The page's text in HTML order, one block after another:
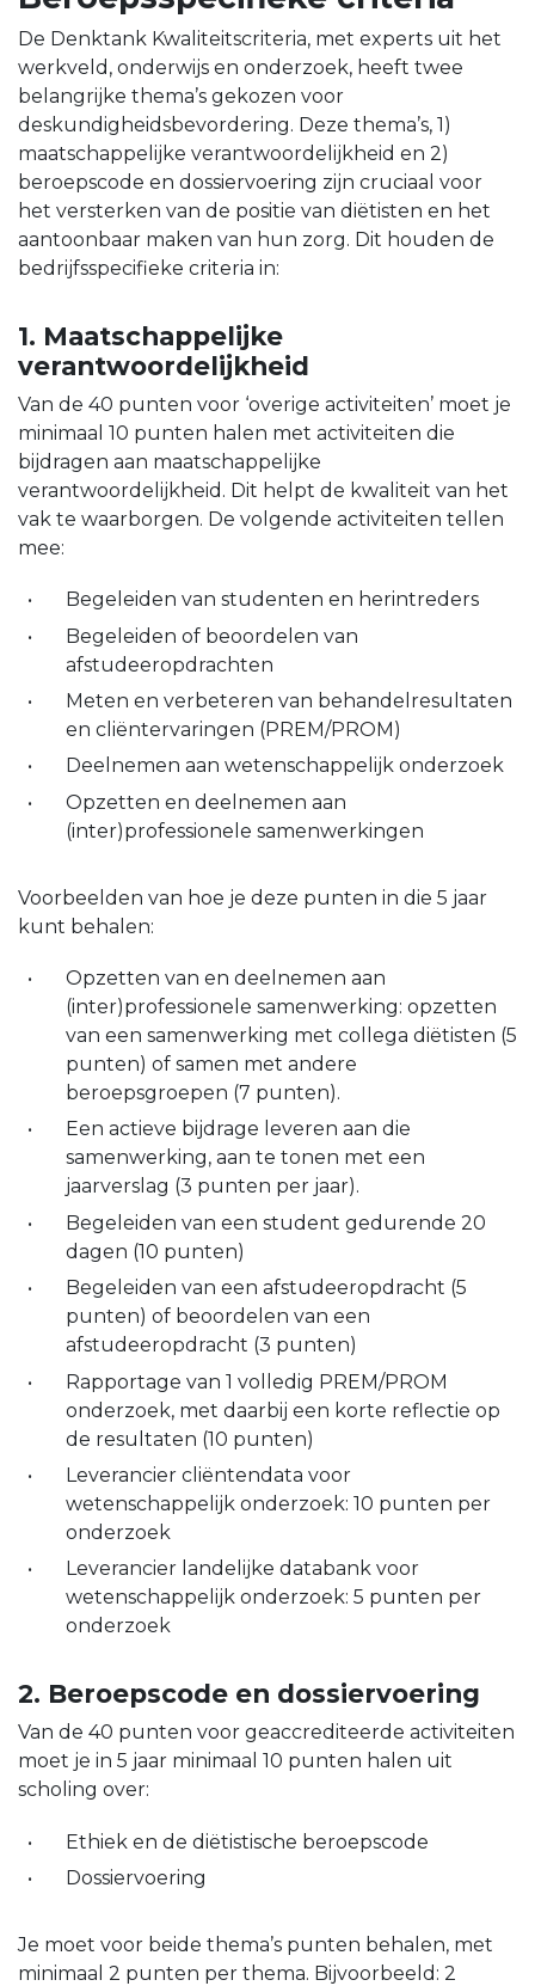
De Denktank Kwaliteitscriteria, met experts uit het
werkveld, onderwijs en onderzoek, heeft twee
belangrijke thema’s gekozen voor
deskundigheidsbevordering. Deze thema’s, 1)
maatschappelijke verantwoordelijkheid en 2)
beroepscode en dossiervoering zijn cruciaal voor
het versterken van de positie van diëtisten en het
aantoonbaar maken van hun zorg. Dit houden de
bedrijfsspecifieke criteria in:
1. Maatschappelijke
verantwoordelijkheid
Van de 40 punten voor ‘overige activiteiten’ moet je
minimaal 10 punten halen met activiteiten die
bijdragen aan maatschappelijke
verantwoordelijkheid. Dit helpt de kwaliteit van het
vak te waarborgen. De volgende activiteiten tellen
mee:
Begeleiden van studenten en herintreders
Begeleiden of beoordelen van
afstudeeropdrachten
Meten en verbeteren van behandelresultaten
en cliëntervaringen (PREM/PROM)
Deelnemen aan wetenschappelijk onderzoek
Opzetten en deelnemen aan
(inter)professionele samenwerkingen
Voorbeelden van hoe je deze punten in die 5 jaar
kunt behalen:
Opzetten van en deelnemen aan
(inter)professionele samenwerking: opzetten
van een samenwerking met collega diëtisten (5
punten) of samen met andere
beroepsgroepen (7 punten).
Een actieve bijdrage leveren aan die
samenwerking, aan te tonen met een
jaarverslag (3 punten per jaar).
Begeleiden van een student gedurende 20
dagen (10 punten)
Begeleiden van een afstudeeropdracht (5
punten) of beoordelen van een
afstudeeropdracht (3 punten)
Rapportage van 1 volledig PREM/PROM
onderzoek, met daarbij een korte reflectie op
de resultaten (10 punten)
Leverancier cliëntendata voor
wetenschappelijk onderzoek: 10 punten per
onderzoek
Leverancier landelijke databank voor
wetenschappelijk onderzoek: 5 punten per
onderzoek
2. Beroepscode en dossiervoering
Van de 40 punten voor geaccrediteerde activiteiten
moet je in 5 jaar minimaal 10 punten halen uit
scholing over:
Ethiek en de diëtistische beroepscode
Dossiervoering
Je moet voor beide thema’s punten behalen, met
minimaal 2 punten per thema. Bijvoorbeeld: 2